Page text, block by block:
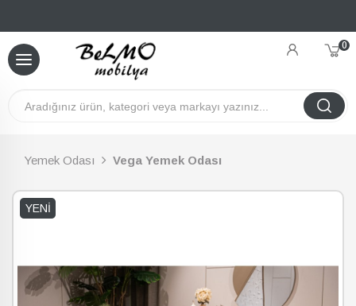
0
Yemek Odası Vega Yemek Odası
YENI